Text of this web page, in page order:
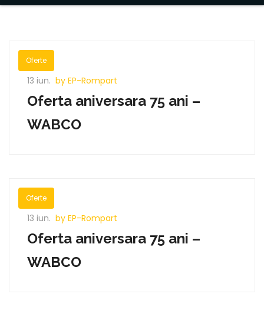
Oferte
13 iun. by EP-Rompart
Oferta aniversara 75 ani –
WABCO
Oferte
13 iun. by EP-Rompart
Oferta aniversara 75 ani –
WABCO